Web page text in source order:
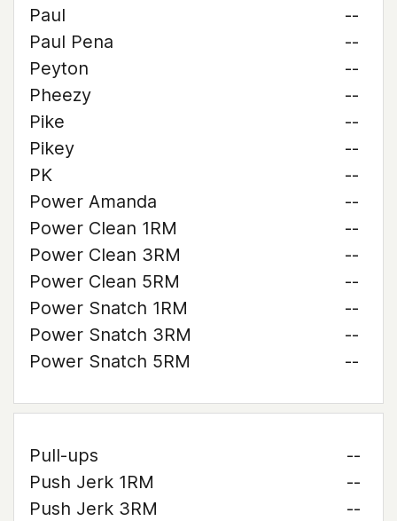
Paul
--
Paul Pena
--
Peyton
--
Pheezy
--
Pike
--
Pikey
--
PK
--
Power Amanda
--
Power Clean 1RM
--
Power Clean 3RM
--
Power Clean 5RM
--
Power Snatch 1RM
--
Power Snatch 3RM
--
Power Snatch 5RM
--
Pull-ups
--
Push Jerk 1RM
--
Push Jerk 3RM
--